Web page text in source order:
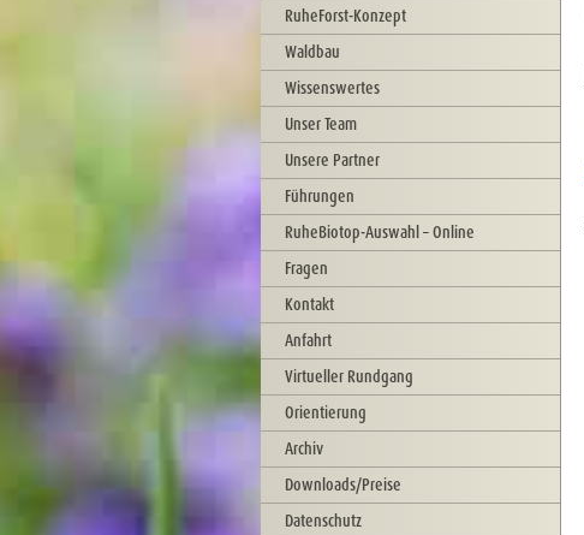
RuheForst-Konzept
Waldbau
Wissenswertes
Unser Team
Unsere Partner
Führungen
RuheBiotop-Auswahl – Online
Fragen
Kontakt
Anfahrt
Virtueller Rundgang
Orientierung
Archiv
Downloads/Preise
Datenschutz